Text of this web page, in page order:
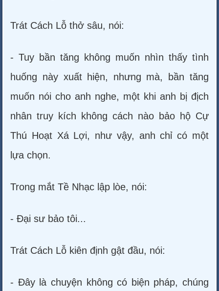
Trát Cách Lỗ thở sâu, nói:
- Tuy bần tăng không muốn nhìn thấy tình
huống này xuất hiện, nhưng mà, bần tăng
muốn nói cho anh nghe, một khi anh bị địch
nhân truy kích không cách nào bảo hộ Cự
Thú Hoạt Xá Lợi, như vậy, anh chỉ có một
lựa chọn.
Trong mắt Tề Nhạc lập lòe, nói:
- Đại sư bảo tôi...
Trát Cách Lỗ kiên định gật đầu, nói:
- Đây là chuyện không có biện pháp, chúng